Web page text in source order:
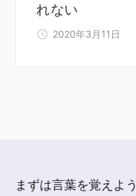
れない
2020年3月11日
まずは言葉を覚えよう